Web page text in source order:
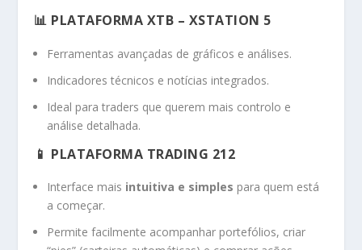
📊 PLATAFORMA XTB – XSTATION 5
Ferramentas avançadas de gráficos e análises.
Indicadores técnicos e notícias integrados.
Ideal para traders que querem mais controlo e
análise detalhada.
📱 PLATAFORMA TRADING 212
Interface mais intuitiva e simples para quem está
a começar.
Permite facilmente acompanhar portefólios, criar